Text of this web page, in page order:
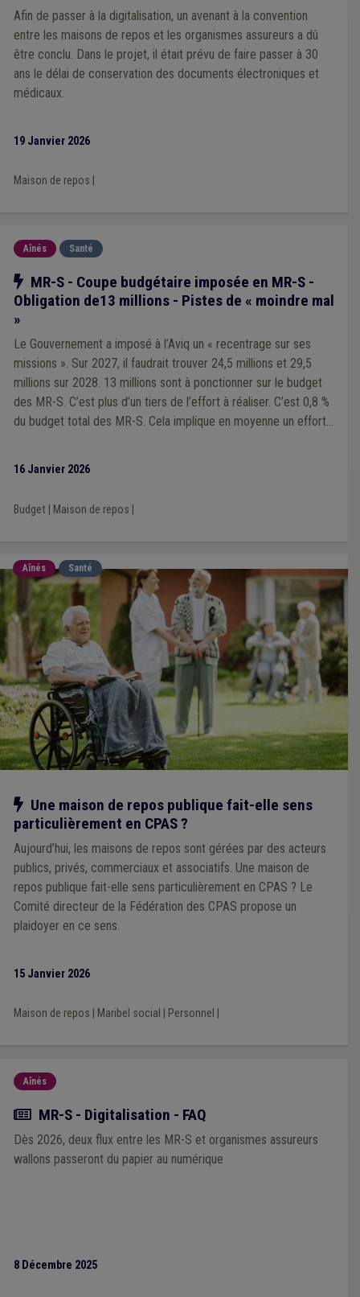
Afin de passer à la digitalisation, un avenant à la convention
entre les maisons de repos et les organismes assureurs a dû
être conclu. Dans le projet, il était prévu de faire passer à 30
ans le délai de conservation des documents électroniques et
médicaux.
19 Janvier 2026
Maison de repos
Aînés Santé
Notre action
MR-S - Coupe budgétaire imposée en MR-S -
Obligation de13 millions - Pistes de « moindre mal
»
Le Gouvernement a imposé à l’Aviq un « recentrage sur ses
missions ». Sur 2027, il faudrait trouver 24,5 millions et 29,5
millions sur 2028. 13 millions sont à ponctionner sur le budget
des MR-S. C’est plus d’un tiers de l’effort à réaliser. C’est 0,8 %
du budget total des MR-S. Cela implique en moyenne un effort
16 Janvier 2026
Budget| Maison de repos
Aînés Santé
Notre action
Une maison de repos publique fait-elle sens
particulièrement en CPAS ?
Aujourd’hui, les maisons de repos sont gérées par des acteurs
publics, privés, commerciaux et associatifs. Une maison de
repos publique fait-elle sens particulièrement en CPAS ? Le
Comité directeur de la Fédération des CPAS propose un
plaidoyer en ce sens.
15 Janvier 2026
Maison de repos Maribel social Personnel
Aînés
Actualité
MR-S - Digitalisation - FAQ
Dès 2026, deux flux entre les MR-S et organismes assureurs
wallons passeront du papier au numérique
8 Décembre 2025